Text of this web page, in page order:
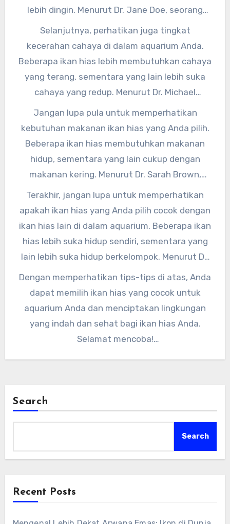
lebih dingin. Menurut Dr. Jane Doe, seorang
pakar ikan hias, “Memperhatikan suhu air yang
sesuai sangat penting untuk menjaga
kesehatan dan kebahagiaan ikan hias Anda.”
Selanjutnya, perhatikan juga tingkat
kecerahan cahaya di dalam aquarium Anda.
Beberapa ikan hias lebih membutuhkan cahaya
yang terang, sementara yang lain lebih suka
cahaya yang redup. Menurut Dr. Michael
Johnson, seorang ahli biologi akuatik,
“Menyesuaikan tingkat kecerahan cahaya di
aquarium dapat membantu ikan hias tumbuh
dengan baik dan berwarna-warni.”
Jangan lupa pula untuk memperhatikan
kebutuhan makanan ikan hias yang Anda pilih.
Beberapa ikan hias membutuhkan makanan
hidup, sementara yang lain cukup dengan
makanan kering. Menurut Dr. Sarah Brown,
seorang ahli gizi ikan, “Memberikan makanan
yang sesuai dengan kebutuhan ikan hias
sangat penting untuk menjaga nutrisi dan
kesehatan ikan tersebut.”
Terakhir, jangan lupa untuk memperhatikan
apakah ikan hias yang Anda pilih cocok dengan
ikan hias lain di dalam aquarium. Beberapa ikan
hias lebih suka hidup sendiri, sementara yang
lain lebih suka hidup berkelompok. Menurut Dr.
Alex Lee, seorang ahli perilaku ikan, “Memilih
ikan hias yang cocok dengan karakteristik ikan
lain di aquarium dapat mencegah konflik dan
stres di antara mereka.”
Dengan memperhatikan tips-tips di atas, Anda
dapat memilih ikan hias yang cocok untuk
aquarium Anda dan menciptakan lingkungan
yang indah dan sehat bagi ikan hias Anda.
Selamat mencoba!
Search
Search
Recent Posts